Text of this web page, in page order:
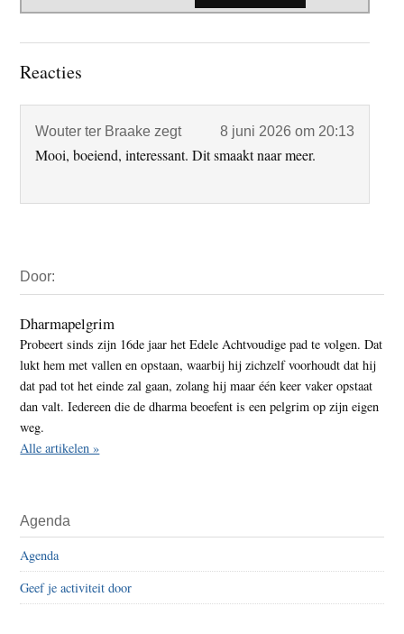
Lees
Reacties
Wouter ter Braake zegt 8 juni 2026 om 20:13
Mooi, boeiend, interessant. Dit smaakt naar meer.
Sidebar
Door:
Dharmapelgrim
Probeert sinds zijn 16de jaar het Edele Achtvoudige pad te volgen. Dat
lukt hem met vallen en opstaan, waarbij hij zichzelf voorhoudt dat hij
dat pad tot het einde zal gaan, zolang hij maar één keer vaker opstaat
dan valt. Iedereen die de dharma beoefent is een pelgrim op zijn eigen
weg.
Alle artikelen »
Agenda
Agenda
Geef je activiteit door